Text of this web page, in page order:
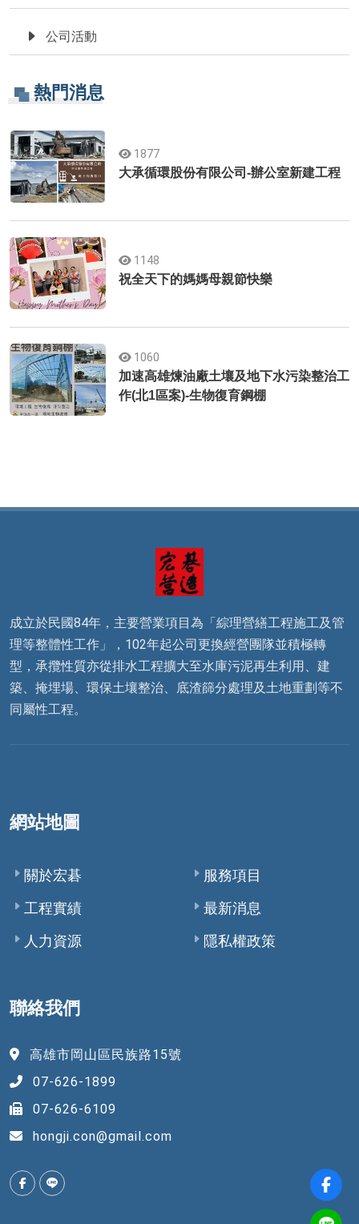
公司活動
熱門消息
1877
大承循環股份有限公司-辦公室新建工程
1148
祝全天下的媽媽母親節快樂
1060
加速高雄煉油廠土壤及地下水污染整治工
作(北1區案)-生物復育鋼棚
成立於民國84年，主要營業項目為「綜理營繕工程施工及管
理等整體性工作」，102年起公司更換經營團隊並積極轉
型，承攬性質亦從排水工程擴大至水庫污泥再生利用、建
築、掩埋場、環保土壤整治、底渣篩分處理及土地重劃等不
同屬性工程。
網站地圖
關於宏碁
工程實績
人力資源
服務項目
最新消息
隱私權政策
聯絡我們
高雄市岡山區民族路15號
07-626-1899
07-626-6109
hongji.con@gmail.com